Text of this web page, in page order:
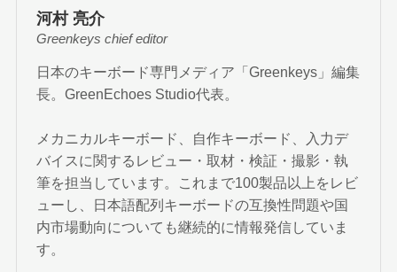
河村 亮介
Greenkeys chief editor
日本のキーボード専門メディア「Greenkeys」編集
長。GreenEchoes Studio代表。
メカニカルキーボード、自作キーボード、入力デ
バイスに関するレビュー・取材・検証・撮影・執
筆を担当しています。これまで100製品以上をレビ
ューし、日本語配列キーボードの互換性問題や国
内市場動向についても継続的に情報発信していま
す。